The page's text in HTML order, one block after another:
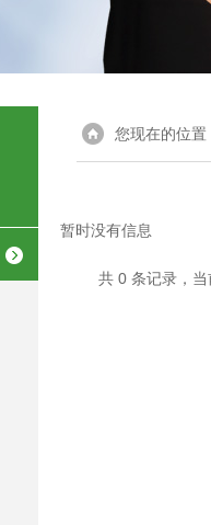
您现在的位置
暂时没有信息
共 0 条记录，